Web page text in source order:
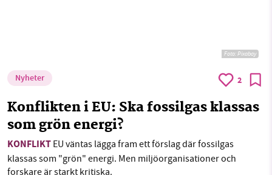
Foto: Pixabay
Nyheter 2
Konflikten i EU: Ska fossilgas klassas
som grön energi?
KONFLIKT EU väntas lägga fram ett förslag där fossilgas
klassas som "grön" energi. Men miljöorganisationer och
forskare är starkt kritiska.